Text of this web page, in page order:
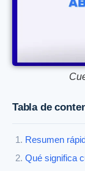
Tabla de
Resumen
Qué significa